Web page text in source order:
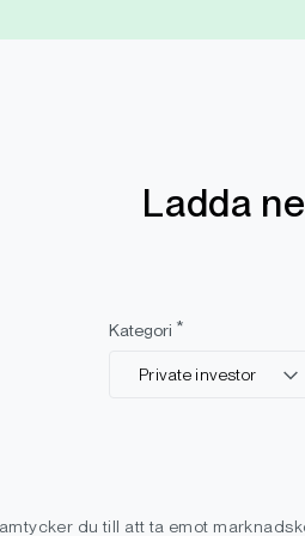
Ladda
Kategori *
Private investor
du till att ta emot